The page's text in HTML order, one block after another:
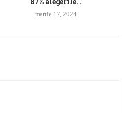
martie 17, 2024